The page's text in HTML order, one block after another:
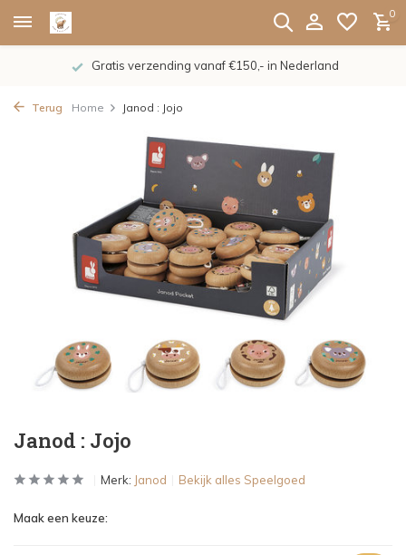
0
Gratis verzending vanaf €150,- in Nederland
Terug Home Janod : Jojo
Janod : Jojo
Merk: Janod Bekijk alles Speelgoed
Maak een keuze: